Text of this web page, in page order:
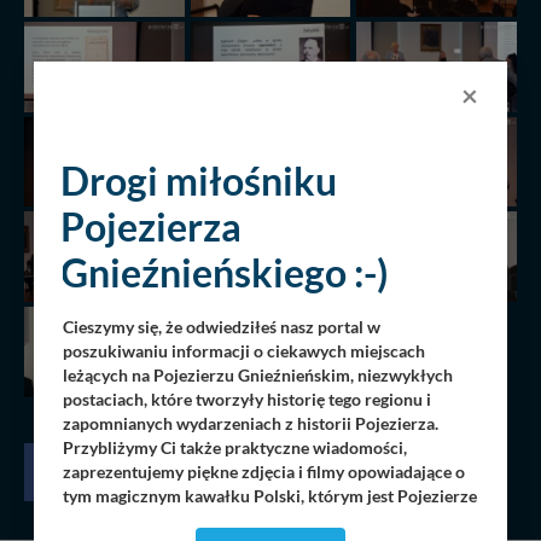
×
Drogi miłośniku
Pojezierza
Gnieźnieńskiego :-)
Cieszymy się, że odwiedziłeś nasz portal w
poszukiwaniu informacji o ciekawych miejscach
leżących na Pojezierzu Gnieźnieńskim, niezwykłych
postaciach, które tworzyły historię tego regionu i
zapomnianych wydarzeniach z historii Pojezierza.
Przybliżymy Ci także praktyczne wiadomości,
zaprezentujemy piękne zdjęcia i filmy opowiadające o
tym magicznym kawałku Polski, którym jest Pojezierze